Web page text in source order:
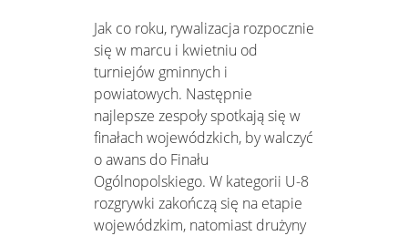
Jak co roku, rywalizacja rozpocznie
się w marcu i kwietniu od
turniejów gminnych i
powiatowych. Następnie
najlepsze zespoły spotkają się w
finałach wojewódzkich, by walczyć
o awans do Finału
Ogólnopolskiego. W kategorii U-8
rozgrywki zakończą się na etapie
wojewódzkim, natomiast drużyny